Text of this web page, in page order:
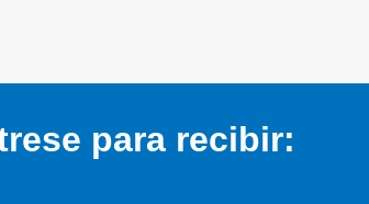
para recibir: